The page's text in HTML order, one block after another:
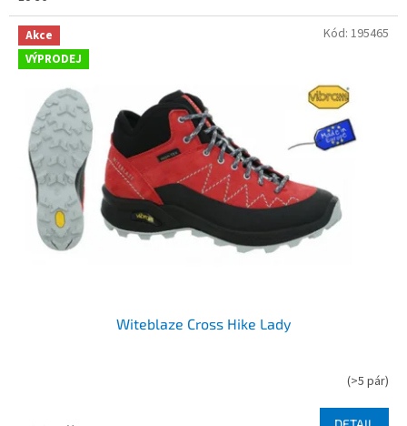
Akce
VÝPRODEJ
Witeblaze Cross Hike Lady
(>5 pár)
Kód: 195465